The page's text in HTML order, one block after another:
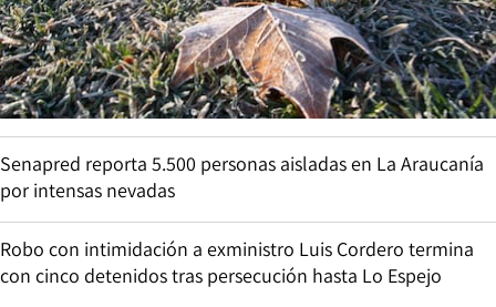
Senapred reporta 5.500 personas aisladas en La Araucanía
por intensas nevadas
Robo con intimidación a exministro Luis Cordero termina
con cinco detenidos tras persecución hasta Lo Espejo